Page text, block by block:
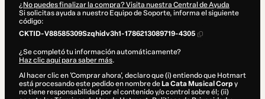
¿No puedes finalizar la compra? Visita nuestra Central de Ayuda
Si solicitas ayuda a nuestro Equipo de Soporte, informa el siguiente
código:
CKTID-V88585309Szqhidv3h1-1786213089719-4305
¿Se completó tu información automáticamente?
Haz clic aquí para saber más.
Al hacer clic en 'Comprar ahora', declaro que (i) entiendo que Hotmart
está procesando este pedido en nombre de La Cata Musical Corp y
no tiene responsabilidad por el contenido y/o control sobre él; (ii)